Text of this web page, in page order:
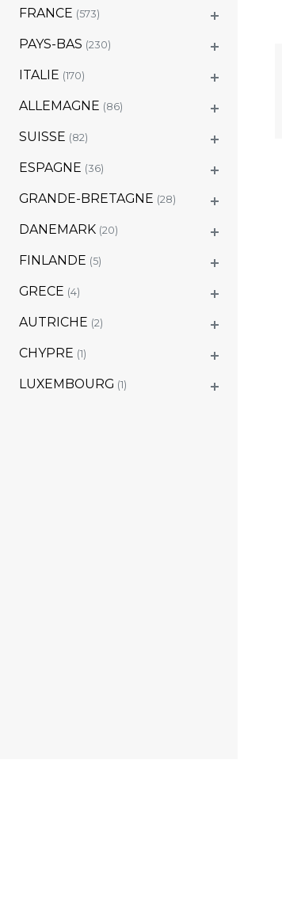
FRANCE (573)
PAYS-BAS (230)
ITALIE (170)
ALLEMAGNE (86)
SUISSE (82)
ESPAGNE (36)
GRANDE-BRETAGNE (28)
DANEMARK (20)
FINLANDE (5)
GRECE (4)
AUTRICHE (2)
CHYPRE (1)
LUXEMBOURG (1)